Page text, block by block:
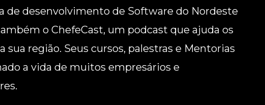
de desenvolvimento de Software do Nordeste
o ChefeCast, um podcast que ajuda os
sua região. Seus cursos, palestras e Mentorias
a vida de muitos empresários e